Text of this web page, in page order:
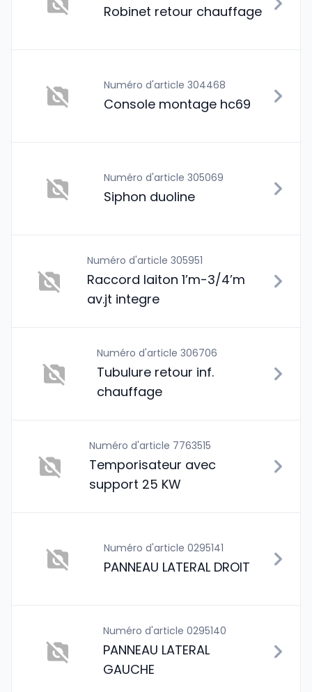
Robinet retour chauffage
Numéro d'article 304468
Console montage hc69
Numéro d'article 305069
Siphon duoline
Numéro d'article 305951
Raccord laiton 1’m-3/4’m
av.jt integre
Numéro d'article 306706
Tubulure retour inf.
chauffage
Numéro d'article 7763515
Temporisateur avec
support 25 KW
Numéro d'article 0295141
PANNEAU LATERAL DROIT
Numéro d'article 0295140
PANNEAU LATERAL
GAUCHE